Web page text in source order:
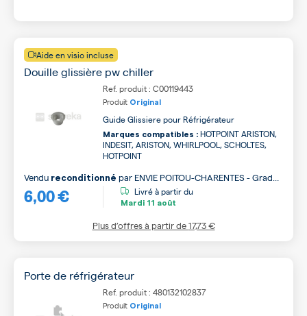
Aide en visio incluse
Douille glissière pw chiller
Ref. produit : C00119443
Produit Original
Guide Glissiere pour Réfrigérateur
Marques compatibles : HOTPOINT ARISTON,
INDESIT, ARISTON, WHIRLPOOL, SCHOLTES,
HOTPOINT
6,00 €
Vendu reconditionné par ENVIE POITOU-CHARENTES - Grade
B
Livré à partir du
Mardi 11 août
Plus d’offres à partir de17,73 €
Porte de réfrigérateur
Ref. produit : 480132102837
Produit Original